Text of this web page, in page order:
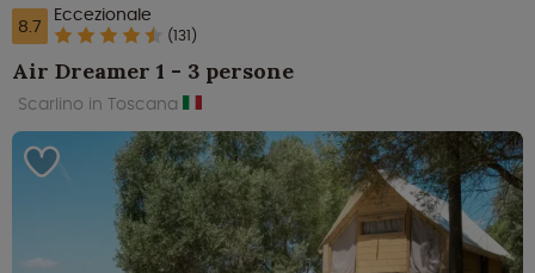
8.7 Eccezionale
(131)
Air Dreamer 1 - 3 persone
Scarlino in Toscana